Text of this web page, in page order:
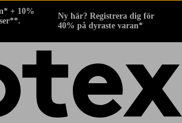
+ 10%
Ny här? Registrera dig för
40% på dyraste varan*